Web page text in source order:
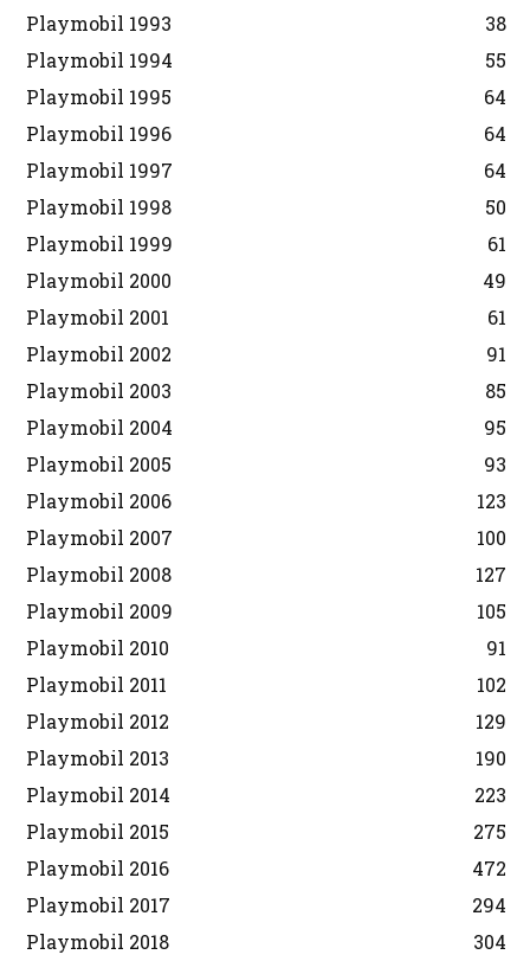
Playmobil 1993
38
Playmobil 1994
55
Playmobil 1995
64
Playmobil 1996
64
Playmobil 1997
64
Playmobil 1998
50
Playmobil 1999
61
Playmobil 2000
49
Playmobil 2001
61
Playmobil 2002
91
Playmobil 2003
85
Playmobil 2004
95
Playmobil 2005
93
Playmobil 2006
123
Playmobil 2007
100
Playmobil 2008
127
Playmobil 2009
105
Playmobil 2010
91
Playmobil 2011
102
Playmobil 2012
129
Playmobil 2013
190
Playmobil 2014
223
Playmobil 2015
275
Playmobil 2016
472
Playmobil 2017
294
Playmobil 2018
304